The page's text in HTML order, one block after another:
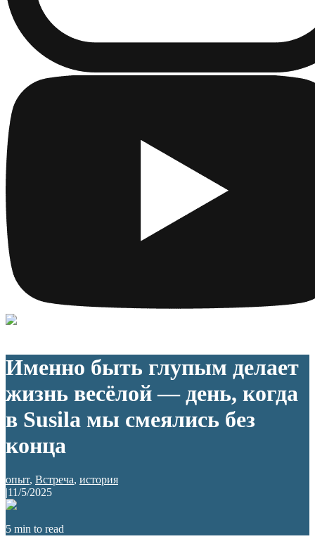
Именно быть глупым делает
жизнь весёлой — день, когда
в Susila мы смеялись без
конца
опыт, Встреча, история
|11/5/2025
5 min to read